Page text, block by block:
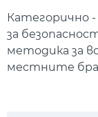
Категорично
за
методика за
местните